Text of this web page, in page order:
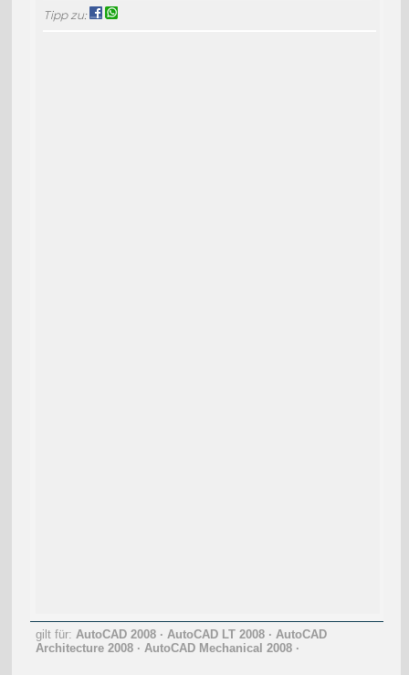
Tipp zu:
gilt für: AutoCAD 2008· AutoCAD LT 2008· AutoCAD
Architecture 2008· AutoCAD Mechanical 2008·